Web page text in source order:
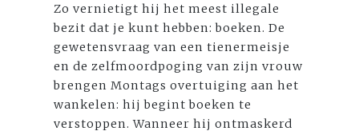
Zo vernietigt hij het meest illegale
bezit dat je kunt hebben: boeken. De
gewetensvraag van een tienermeisje
en de zelfmoordpoging van zijn vrouw
brengen Montags overtuiging aan het
wankelen: hij begint boeken te
verstoppen. Wanneer hij ontmaskerd